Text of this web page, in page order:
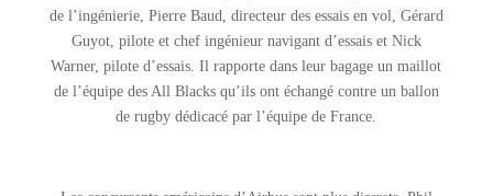
de l’ingénierie, Pierre Baud, directeur des essais en vol, Gérard
Guyot, pilote et chef ingénieur navigant d’essais et Nick
Warner, pilote d’essais. Il rapporte dans leur bagage un maillot
de l’équipe des All Blacks qu’ils ont échangé contre un ballon
de rugby dédicacé par l’équipe de France.